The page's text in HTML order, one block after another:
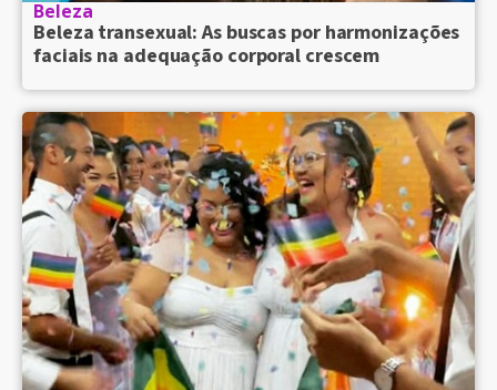
Beleza
Beleza transexual: As buscas por harmonizações
faciais na adequação corporal crescem